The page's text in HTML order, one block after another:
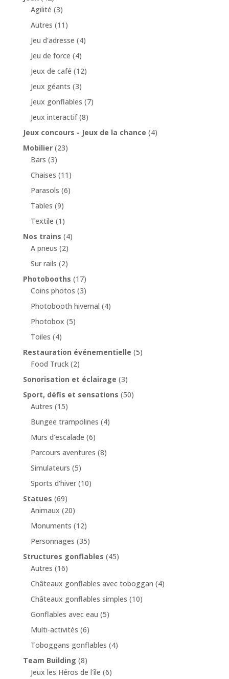
Agilité (3)
Autres (11)
Jeu d'adresse (4)
Jeu de force (4)
Jeux de café (12)
Jeux géants (3)
Jeux gonflables (7)
Jeux interactif (8)
Jeux concours - Jeux de la chance (4)
Mobilier (23)
Bars (3)
Chaises (11)
Parasols (6)
Tables (9)
Textile (1)
Nos trains (4)
A pneus (2)
Sur rails (2)
Photobooths (17)
Coins photos (3)
Photobooth hivernal (4)
Photobox (5)
Toiles (4)
Restauration événementielle (5)
Food Truck (2)
Sonorisation et éclairage (3)
Sport, défis et sensations (50)
Autres (15)
Bungee trampolines (4)
Murs d’escalade (6)
Parcours aventures (8)
Simulateurs (5)
Sports d'hiver (10)
Statues (69)
Animaux (20)
Monuments (12)
Personnages (35)
Structures gonflables (45)
Autres (16)
Châteaux gonflables avec toboggan (4)
Châteaux gonflables simples (10)
Gonflables avec eau (5)
Multi-activités (6)
Toboggans gonflables (4)
Team Building (8)
Jeux les Héros de l'île (6)